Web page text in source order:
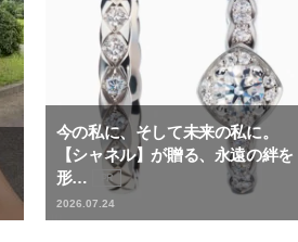
今の私に、そして未来の私に。
【シャネル】が贈る、永遠の絆を
形…
PR
2026.07.24